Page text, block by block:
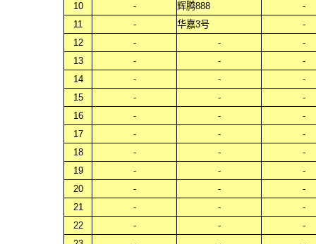
10
- 辉腾888
-
11
- 华嘉3号
-
12
- -
-
13
- -
-
14
- -
-
15
- -
-
16
- -
-
17
- -
-
18
- -
-
19
- -
-
20
- -
-
21
- -
-
22
- -
-